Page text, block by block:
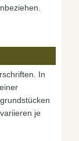
In
je